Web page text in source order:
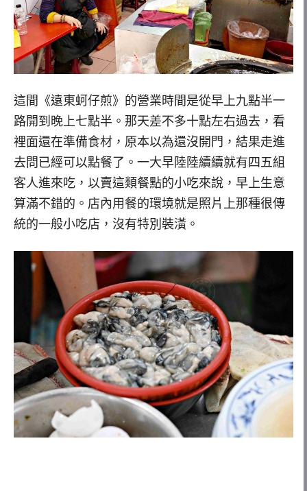
這間《遠東蚵仔煎》的營業時間是從早上九點半一
路開到晚上七點半。那天差不多十點左右過去，看
裡面還在準備食材，原本以為還沒開門，結果走進
去問已經可以點餐了。一大早陸陸續續就有四五組
客人進來吃，以賣這類餐點的小吃來說，早上生意
算滿不錯的。店內用餐的環境就是照片上那種很傳
統的一般小吃店，沒有特別裝潢。